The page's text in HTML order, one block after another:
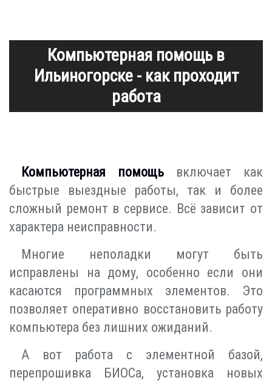
Компьютерная помощь в
Ильиногорске - как проходит
работа
Компьютерная помощь включает как
быстрые выездные работы, так и более
сложный ремонт в сервисе. Всё зависит от
характера неисправности.
Многие неполадки могут быть
исправлены на дому, особенно если они
касаются программных элементов. Это
позволяет оперативно восстановить работу
компьютера без лишних ожиданий.
А вот работа с элементной базой,
перепрошивка БИОСа, установка новых